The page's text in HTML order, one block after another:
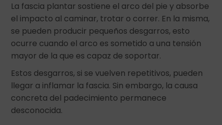
La fascia plantar sostiene el arco del pie y absorbe
el impacto al caminar, trotar o correr. En la misma,
se pueden producir pequeños desgarros, esto
ocurre cuando el arco es sometido a una tensión
mayor de la que es capaz de soportar.
Estos desgarros, si se vuelven repetitivos, pueden
llegar a inflamar la fascia. Sin embargo, la causa
concreta del padecimiento permanece
desconocida.